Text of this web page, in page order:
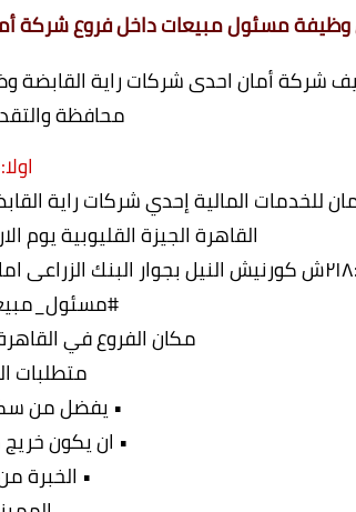
وظيفة مسئول مبيعات داخل فروع شركة
شركة أمان احدى شركات راية القابضة
محافظة
للخدمات المالية إحدي شركات راية
القاهرة الجيزة القليوبية يوم الاربعاء
مكان الفروع في
متطلبات
• يفضل من
• ان يكون خريج
• الخبرة من 1